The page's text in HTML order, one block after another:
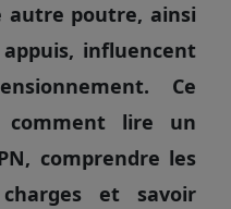
poutre, ainsi
influencent
Ce
comment lire un
comprendre les
et savoir